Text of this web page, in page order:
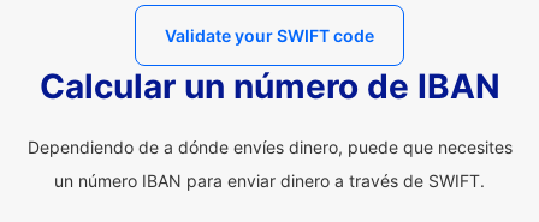
Validate your SWIFT code
Calcular un número de IBAN
Dependiendo de a dónde envíes dinero, puede que necesites
un número IBAN para enviar dinero a través de SWIFT.